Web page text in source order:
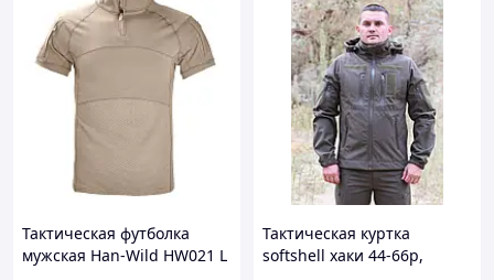
Тактическая футболка
мужская Han-Wild HW021 L
Тактическая куртка
softshell хаки 44-66р,